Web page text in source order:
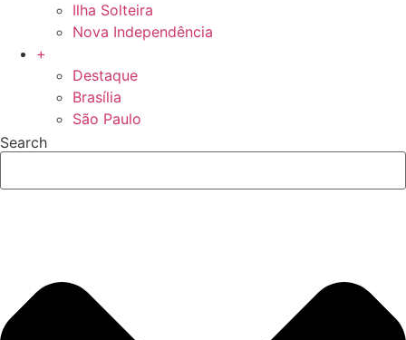
Ilha Solteira
Nova Independência
+
Destaque
Brasília
São Paulo
Search